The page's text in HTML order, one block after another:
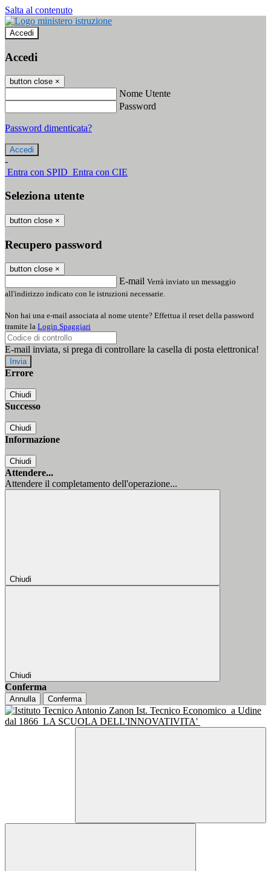
Salta al contenuto
Accedi
Accedi
button close ×
Nome Utente
Password
Password dimenticata?
-
Entra con SPID Entra con CIE
Seleziona utente
button close ×
Recupero password
button close ×
E-mail Verrà inviato un messaggio
all'indirizzo indicato con le istruzioni necessarie.
Non hai una e-mail associata al nome utente? Effettua il reset della password
tramite la Login Spaggiari
E-mail inviata, si prega di controllare la casella di posta elettronica!
Errore
Chiudi
Successo
Chiudi
Informazione
Chiudi
Attendere...
Attendere il completamento dell'operazione...
Chiudi
Chiudi
Conferma
Annulla Conferma
Ist. Tecnico Economico a Udine
dal 1866 LA SCUOLA DELL'INNOVATIVITA'